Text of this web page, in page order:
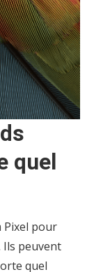
quel
Pixel pour
Ils peuvent
quel